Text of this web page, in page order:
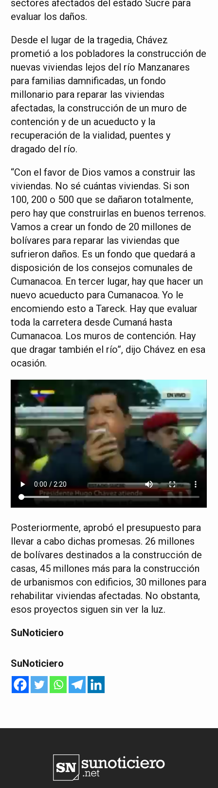
sectores afectados del estado Sucre para
evaluar los daños.
Desde el lugar de la tragedia, Chávez
prometió a los pobladores la construcción de
nuevas viviendas lejos del río Manzanares
para familias damnificadas, un fondo
millonario para reparar las viviendas
afectadas, la construcción de un muro de
contención y de un acueducto y la
recuperación de la vialidad, puentes y
dragado del río.
“Con el favor de Dios vamos a construir las
viviendas. No sé cuántas viviendas. Si son
100, 200 o 500 que se dañaron totalmente,
pero hay que construirlas en buenos terrenos.
Vamos a crear un fondo de 20 millones de
bolívares para reparar las viviendas que
sufrieron daños. Es un fondo que quedará a
disposición de los consejos comunales de
Cumanacoa. En tercer lugar, hay que hacer un
nuevo acueducto para Cumanacoa. Yo le
encomiendo esto a Tareck. Hay que evaluar
toda la carretera desde Cumaná hasta
Cumanacoa. Los muros de contención. Hay
que dragar también el río”, dijo Chávez en esa
ocasión.
Posteriormente, aprobó el presupuesto para
llevar a cabo dichas promesas. 26 millones
de bolívares destinados a la construcción de
casas, 45 millones más para la construcción
de urbanismos con edificios, 30 millones para
rehabilitar viviendas afectadas. No obstanta,
esos proyectos siguen sin ver la luz.
SuNoticiero
SuNoticiero